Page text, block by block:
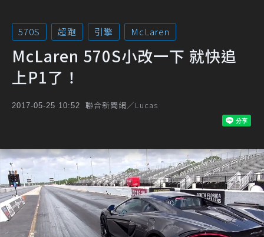
570S 超跑 引擎 McLaren
McLaren 570S小改一下 就快追
上P1了！
2017-05-25 10:52 聯合新聞網／Lucas